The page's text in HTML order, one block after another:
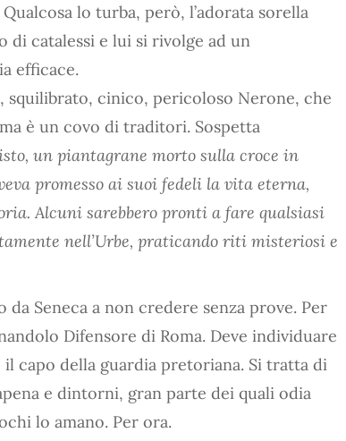
lo turba, però, l’adorata sorella
di catalessi e lui si rivolge ad un
efficace.
squilibrato, cinico, pericoloso Nerone, che
è un covo di traditori. Sospetta
un piantagrane morto sulla croce in
promesso ai suoi fedeli la vita eterna,
Alcuni sarebbero pronti a fare qualsiasi
nell’Urbe, praticando riti misteriosi e
Seneca a non credere senza prove. Per
Difensore di Roma. Deve individuare
capo della guardia pretoriana. Si tratta di
e dintorni, gran parte dei quali odia
lo amano. Per ora.